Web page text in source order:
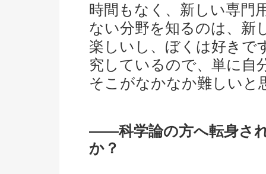
時間もなく、新しい専門
ない分野を知るのは、新
楽しいし、ぼくは好きで
究しているので、単に自
そこがなかなか難しいと
――科学論の方へ転身さ
か？